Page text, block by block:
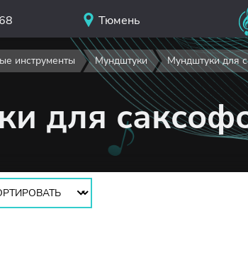
Тюмень
инструменты Мундштуки Мундштуки для
для